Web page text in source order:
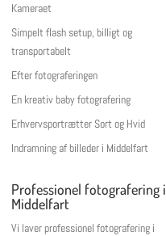
Kameraet
Simpelt flash setup, billigt og
transportabelt
Efter fotograferingen
En kreativ baby fotografering
Erhvervsportrætter Sort og Hvid
Indramning af billeder i Middelfart
Professionel fotografering i
Middelfart
Vi laver professionel fotografering i